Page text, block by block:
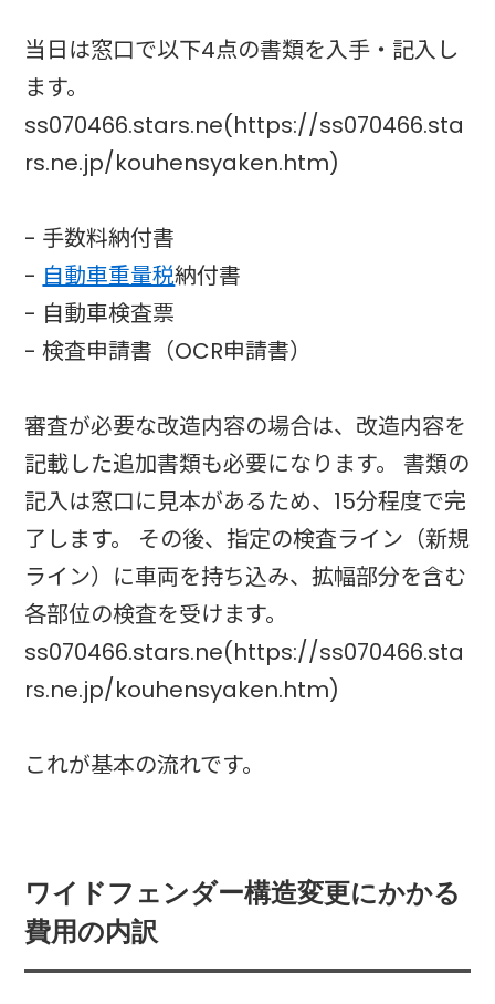
当日は窓口で以下4点の書類を入手・記入し
ます。
ss070466.stars.ne(https://ss070466.sta
rs.ne.jp/kouhensyaken.htm)
- 手数料納付書
- 自動車重量税納付書
- 自動車検査票
- 検査申請書（OCR申請書）
審査が必要な改造内容の場合は、改造内容を
記載した追加書類も必要になります。 書類の
記入は窓口に見本があるため、15分程度で完
了します。 その後、指定の検査ライン（新規
ライン）に車両を持ち込み、拡幅部分を含む
各部位の検査を受けます。
ss070466.stars.ne(https://ss070466.sta
rs.ne.jp/kouhensyaken.htm)
これが基本の流れです。
ワイドフェンダー構造変更にかかる
費用の内訳